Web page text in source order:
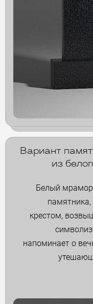
Вариант
из
Белый
памятника,
крестом,
напоминает о